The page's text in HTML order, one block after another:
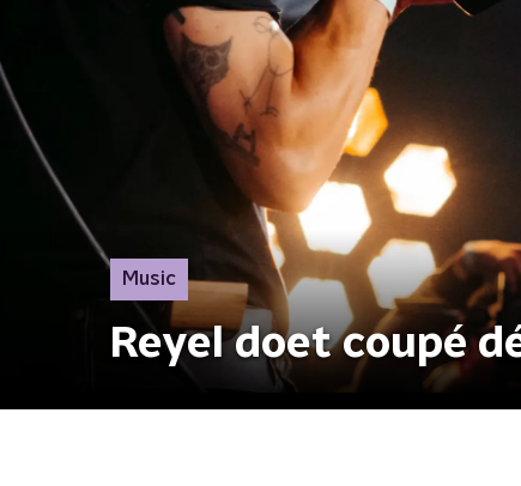
Music
Reyel doet coupé